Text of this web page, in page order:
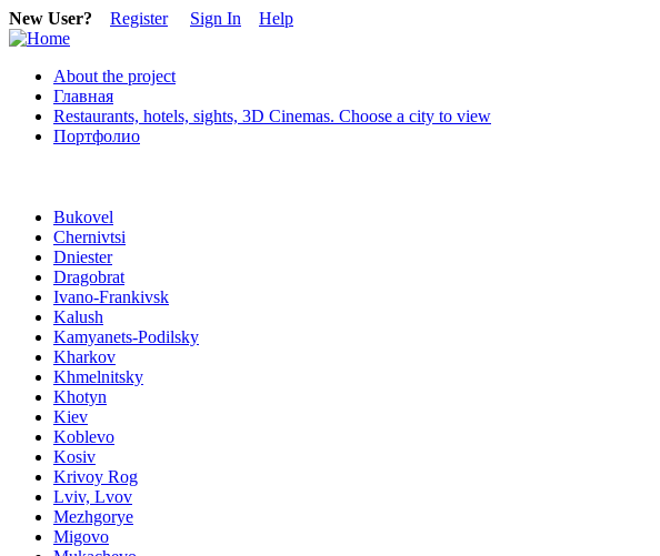
New User? Register Sign In Help
About the project
Главная
Restaurants, hotels, sights, 3D Cinemas. Choose a city to view
Портфолио
Bukovel
Chernivtsi
Dniester
Dragobrat
Ivano-Frankivsk
Kalush
Kamyanets-Podilsky
Kharkov
Khmelnitsky
Khotyn
Kiev
Koblevo
Kosiv
Krivoy Rog
Lviv, Lvov
Mezhgorye
Migovo